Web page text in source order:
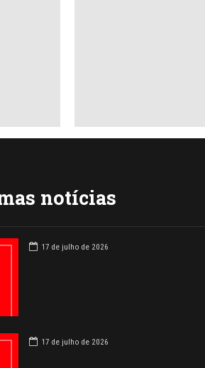
notícias
17 de julho de 2026
17 de julho de 2026